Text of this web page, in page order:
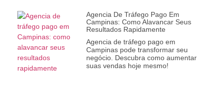
Agencia De Tráfego Pago Em
Campinas: Como Alavancar Seus
Resultados Rapidamente
Agencia de tráfego pago em
Campinas pode transformar seu
negócio. Descubra como aumentar
suas vendas hoje mesmo!